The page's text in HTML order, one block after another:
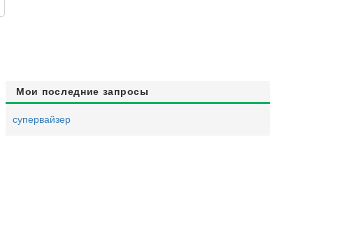
Мои последние запросы
супервайзер